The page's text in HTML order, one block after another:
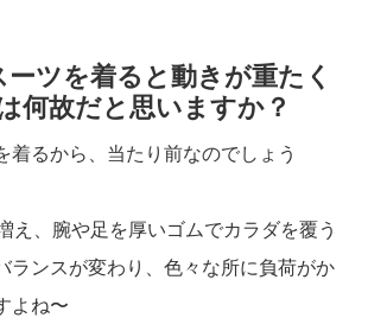
ツを着ると動きが重たく
何故だと思いますか？
着るから、当たり前なのでしょう
え、腕や足を厚いゴムでカラダを覆う
ランスが変わり、色々な所に負荷がか
よね〜